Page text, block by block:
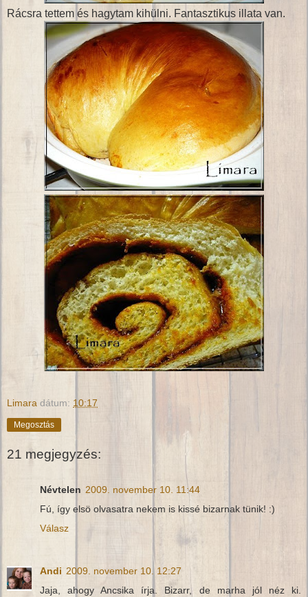
Rácsra tettem és hagytam kihülni. Fantasztikus illata van.
Limara dátum: 10:17
Megosztás
21 megjegyzés:
Névtelen 2009. november 10. 11:44
Fú, így elsö olvasatra nekem is kissé bizarnak tünik! :)
Válasz
Andi 2009. november 10. 12:27
Jaja, ahogy Ancsika írja. Bizarr, de marha jól néz ki.